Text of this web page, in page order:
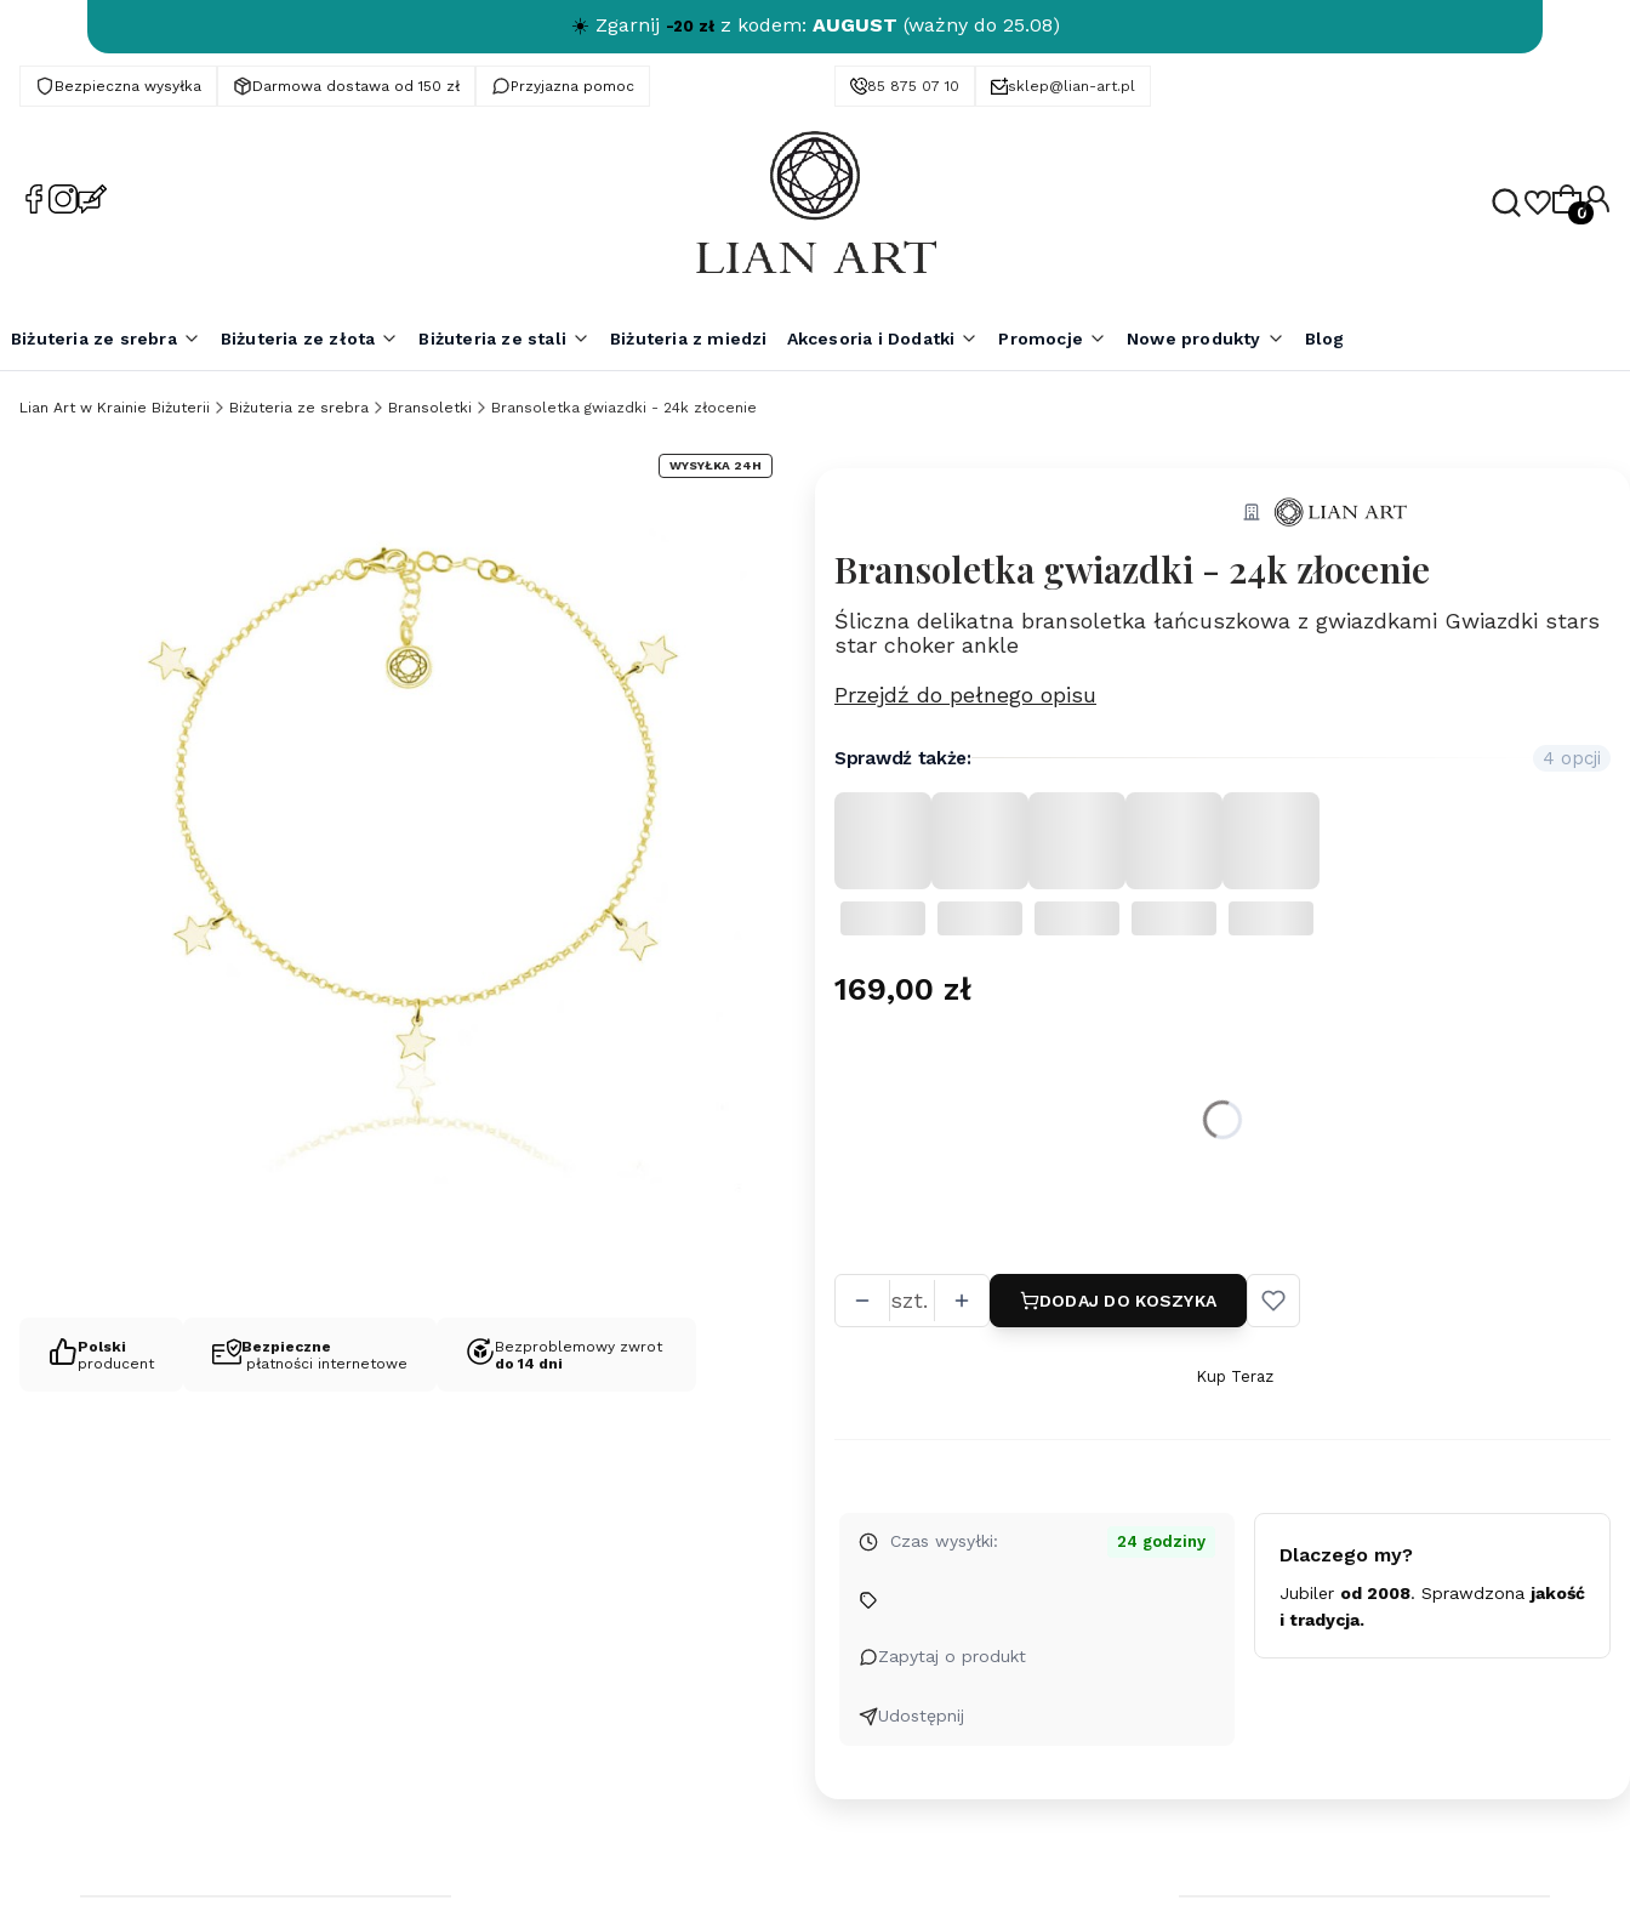
☀️ Zgarnij -20 zł z kodem: AUGUST (ważny do 25.08)
Bezpieczna wysyłka Darmowa dostawa od 150 zł Przyjazna pomoc 85 875 07 10 sklep@lian-art.pl
(Otwiera
(Otwiera
(Otwiera
Biżuteria ze srebra Biżuteria ze złota Biżuteria ze stali Biżuteria z miedzi Akcesoria i Dodatki Promocje Nowe produkty Blog
Lian Art w Krainie Biżuterii Biżuteria ze srebra Bransoletki Bransoletka gwiazdki - 24k złocenie
Polski
producent
Bezpieczne
płatności internetowe
Bezproblemowy zwrot
do 14 dni
WYSYŁKA 24H
Bransoletka gwiazdki - 24k złocenie
Śliczna delikatna bransoletka łańcuszkowa z gwiazdkami Gwiazdki stars
star choker ankle
Przejdź do pełnego opisu
Sprawdź także: 4 opcji
Cena
169,00 zł
szt. DODAJ DO KOSZYKA
złocenie
Kup Teraz
Czas wysyłki: 24 godziny
Zapytaj o produkt
Udostępnij
Dlaczego my?
Jubiler od 2008. Sprawdzona jakość
i tradycja.